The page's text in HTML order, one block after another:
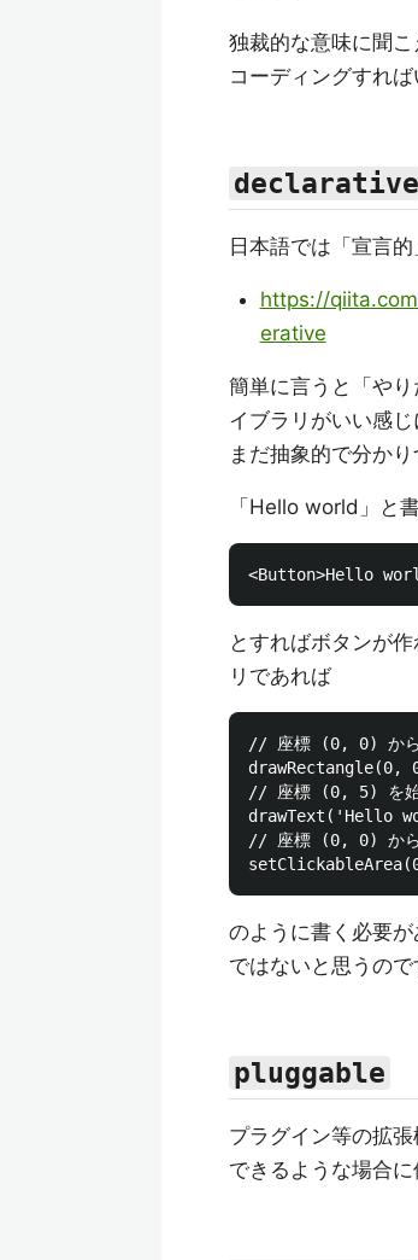
独裁的な意味に聞
コーディングすれ
declarative
日本語では「宣言
https://
erative
簡単に言うと「や
イブラリがいい感
まだ抽象的で分か
「Hello world」と
とすればボタンが
リであれば
// 座標 (0, 0) から
// 座標 (0, 5) を始
drawText('Hello
// 座標 (0, 0) から
のように書く必要
ではないと思うの
pluggable
プラグイン等の拡
できるような場合